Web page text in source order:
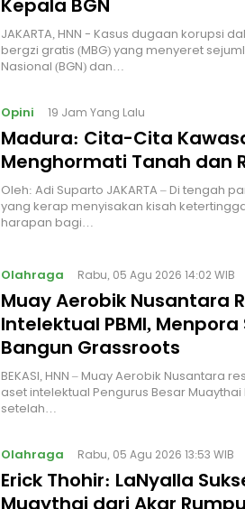
Kepala BGN
JAKARTA, HNN - Kasus dugaan korupsi
bergzi gratis (MBG) yang menyeret
Nasional (BGN) dan…
Opini 19 Jam Yang Lalu
Madura: Cita-Cita
Menghormati Tanah dan
Oleh: Adi Suparto JAKARTA – Di tengah
yang kerap menyisakan kisah
harapan bagi…
Olahraga Rabu, 05 Agu 2026 14:02 WIB
Muay Aerobik Nusantara
Intelektual PBMI,
Bangun Grassroots
BEKASI, HNN – Muay Aerobik Nusantara
aset intelektual Pengurus Besar Muaythai
setelah…
Olahraga Rabu, 05 Agu 2026 13:53 WIB
Erick Thohir: LaNyalla
Muaythai dari Akar